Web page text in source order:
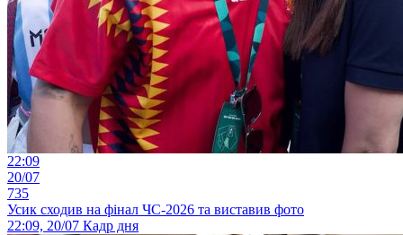
22:09
20/07
735
Усик сходив на фінал ЧС-2026 та виставив фото
22:09, 20/07 Кадр дня